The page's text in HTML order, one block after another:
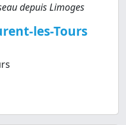
depuis Limoges
les-Tours